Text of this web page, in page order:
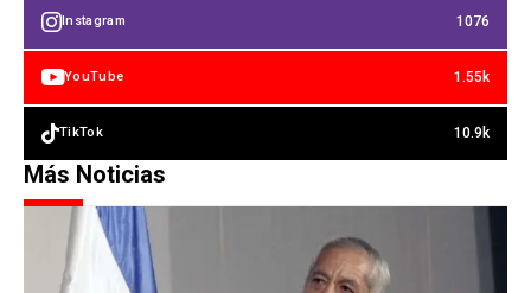
Instagram 1076
YouTube 1.55k
TikTok 10.9k
Más Noticias